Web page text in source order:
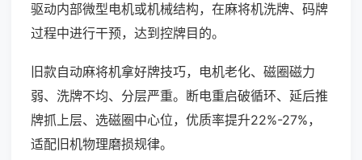
驱动内部微型电机或机械结构，在麻将机洗牌、码牌
过程中进行干预，达到控牌目的。
旧款自动麻将机拿好牌技巧，电机老化、磁圈磁力
弱、洗牌不均、分层严重。断电重启破循环、延后推
牌抓上层、选磁圈中心位，优质率提升22%-27%，
适配旧机物理磨损规律。